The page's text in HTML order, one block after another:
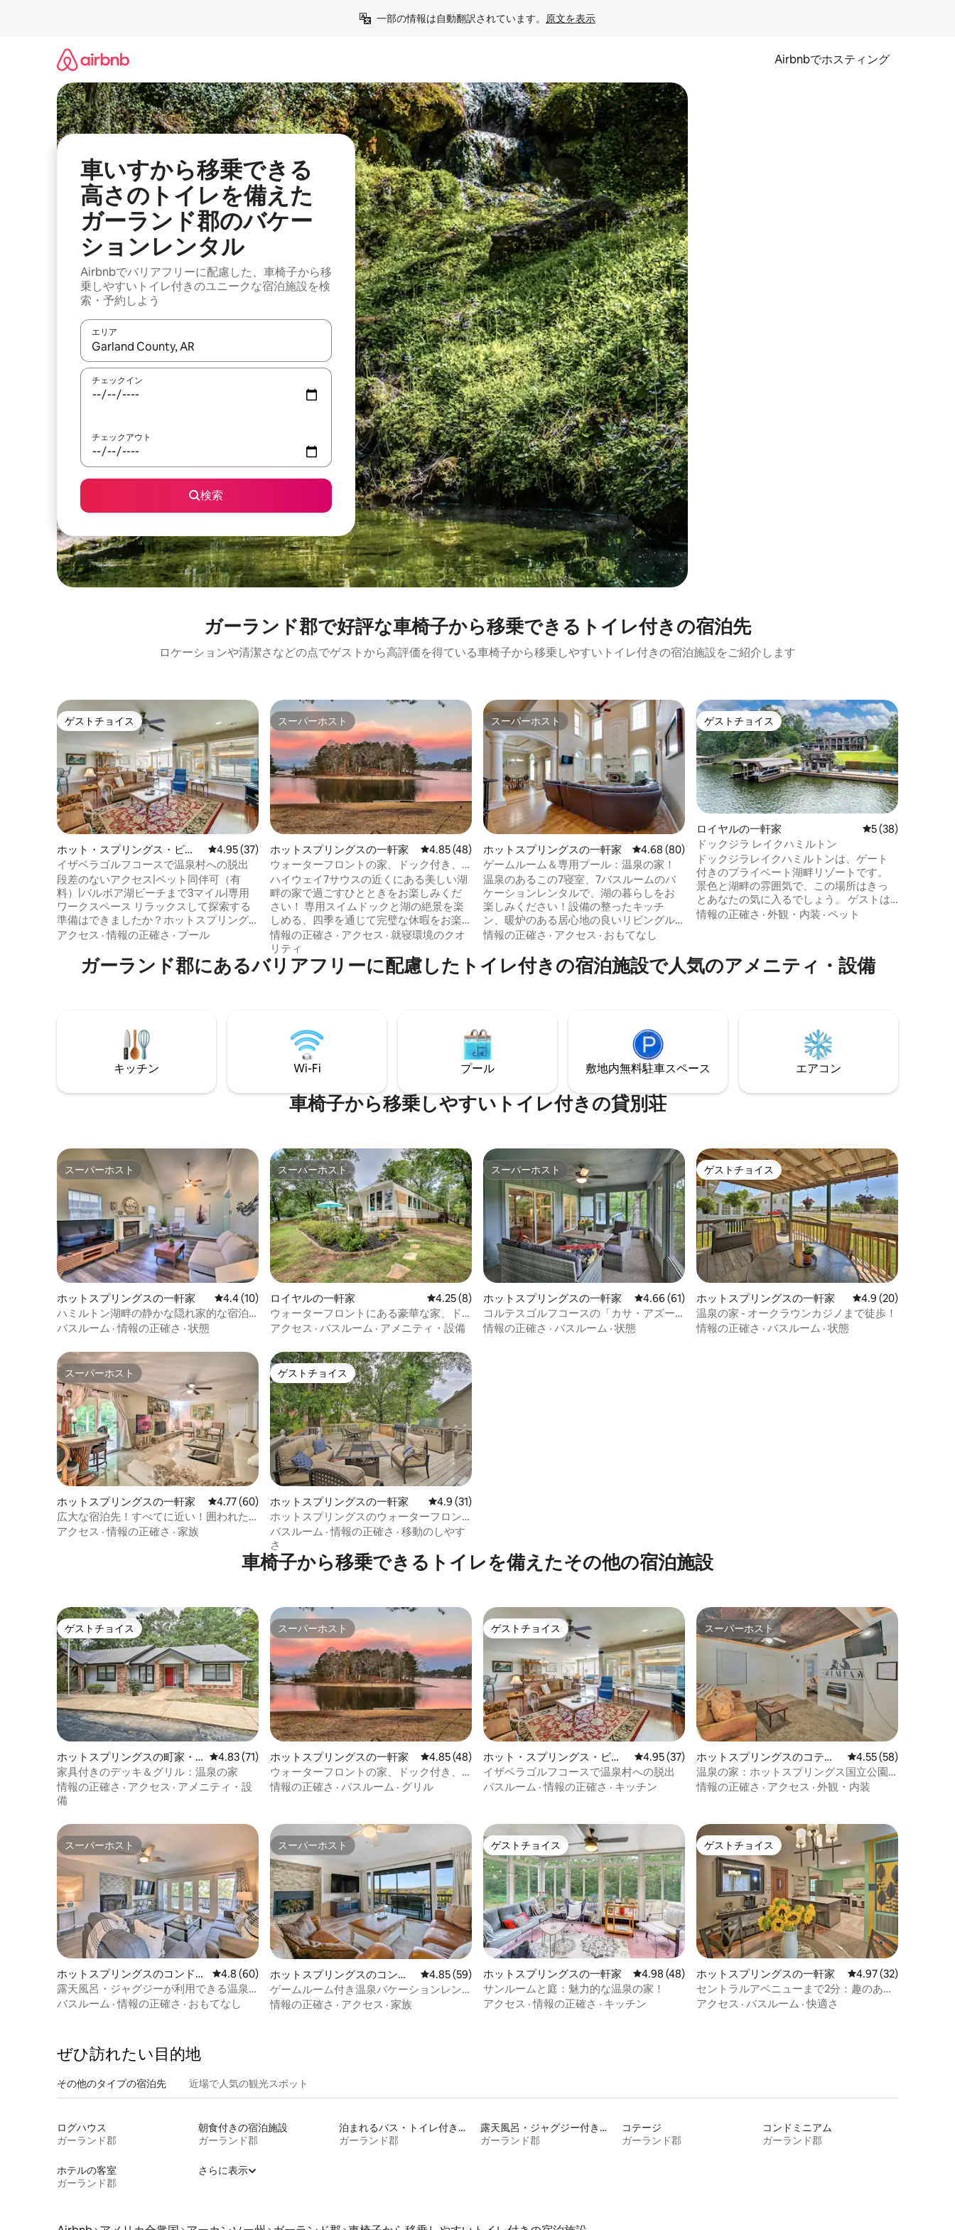
一部の情報は自動翻訳されています。 原文を表示
Airbnbでホスティング
車いすから移乗できる
高さのトイレを備えた
ガーランド郡のバケー
ションレンタル
Airbnbでバリアフリーに配慮した、車椅子から移
乗しやすいトイレ付きのユニークな宿泊施設を検
索・予約しよう
エリア
検索結果が表示されたら、上下の矢印キーを使って移動するか、画面をタッチまたはスワイプして検索結果を確認することができます。
チェックイン
チェックアウト
検索
ガーランド郡で好評な車椅子から移乗できるトイレ付きの宿泊先
ロケーションや清潔さなどの点でゲストから高評価を得ている車椅子から移乗しやすいトイレ付きの宿泊施設をご紹介します
ゲストチョイス
ゲストチョイス
ホット・スプリングス・ビレ
ッジの町家・長屋
レビュー37件、5つ星中4.95つ星の平均評価
4.95 (37)
イザベラゴルフコースで温泉村への脱出
段差のないアクセス|ペット同伴可（有
料）|バルボア湖ビーチまで3マイル|専用
ワークスペース リラックスして探索する
準備はできましたか？ホットスプリング
スビレッジにある寝室3室、2.5バスルーム
ゆるニーズに応えます！近くのゴルフ場
でエースを決めたり、ティーショットを
フ、釣り、湖畔での冒険に最適なロケー
ションにあるこの宿泊施設は、ご家族、
ご友人、カップルの方々に、すべての瞬
間を最大限に楽しんでいただける場所で
す。
アクセス ·情報の正確さ · プール
スーパーホスト
スーパーホスト
ホットスプリングスの一軒家 レビュー48件、5つ星中4.85つ星の平均評価
4.85 (48)
ウォーターフロントの家、ドック付き、
オークローンレースまで3マイル未満！
ハイウェイ7サウスの近くにある美しい湖
畔の家で過ごすひとときをお楽しみくだ
さい！ 専用スイムドックと湖の絶景を楽
しめる、四季を通じて完璧な休暇をお楽
しみください。 この宿泊先は、オークロ
ーン・レーストラック＆カジノ、歴史的
なダウンタウン、ハイキングやサイクリ
ングなどのアウトドアアクティビティの
気分に料理を作ったりできます。 米国ニ
ュース・ワールド・リポートが旅行先と
して高く評価しているホットスプリング
スに今すぐ宿泊先を予約しましょう！
情報の正確さ · アクセス · 就寝環境のクオ
リティ
スーパーホスト
スーパーホスト
ホットスプリングスの一軒家 レビュー80件、5つ星中4.68つ星の平均評価
4.68 (80)
ゲームルーム＆専用プール：温泉の家！
温泉のあるこの7寝室、7バスルームのバ
ケーションレンタルで、湖の暮らしをお
楽しみください！設備の整ったキッチ
ン、暖炉のある居心地の良いリビングル
ーム、16フィートのシャッフルボードを
としたインテリアを誇るこの宿泊施設
は、グループ全員が滞在中に楽しめるエ
ろしてハミルトン湖の周辺をクルーズし
たりできます。パイレーツコーブで子ど
もたちとミニゴルフをして、帰り道にロ
ストクリークグリルで軽食を楽しみまし
情報の正確さ · アクセス · おもてなし
ゲストチョイス
ゲストチョイス
ロイヤルの一軒家 レビュー38件、5
5 (38)
ドックジラ レイクハミルトン
ドックジラレイクハミルトンは、ゲート
付きのプライベート湖畔リゾートです。
景色と湖畔の雰囲気で、この場所はきっ
とあなたの気に入るでしょう。 ゲストは
専用のスポーツプールと大きなスパを楽
ています（数人の子供も入れることがで
集まりのための駐車場がたくさんありま
情報の正確さ · 外観・内装 · ペット
ガーランド郡にあるバリアフリーに配慮したトイレ付きの宿泊施設で人気のアメニティ・設備
キッチン Wi-Fi プール 敷地内無料駐⁠車ス⁠ペ⁠ー⁠ス エアコン
車椅子から移乗しやすいトイレ付きの貸別荘
スーパーホスト
スーパーホスト
ホットスプリングスの一軒家 レビュー10件、5つ星中4.4つ星の平均評価
4.4 (10)
ハミルトン湖畔の静かな隠れ家的な宿泊
先（ドック付き）！
バスルーム ·情報の正確さ · 状態
スーパーホスト
スーパーホスト
ロイヤルの一軒家 レビュー8件、5つ星中4.25つ星の平均評価
4.25 (8)
ウォーターフロントにある豪華な家、ド
ックとパティオ付き！
アクセス · バスルーム · アメニティ・設備
スーパーホスト
スーパーホスト
ホットスプリングスの一軒家 レビュー61件、5つ星中4.66つ星の平均評価
4.66 (61)
コルテスゴルフコースの「カサ・アズー
ル」：デッキと眺望！
情報の正確さ · バスルーム · 状態
ゲストチョイス
ゲストチョイス
ホットスプリングスの一軒家 レビュー20件、5つ
4.9 (20)
温泉の家 - オークラウンカジノまで徒歩！
情報の正確さ · バスルーム · 状態
スーパーホスト
スーパーホスト
ホットスプリングスの一軒家 レビュー60件、5つ星中4.77つ星の平均評価
4.77 (60)
広大な宿泊先！すべてに近い！囲われた
大きな庭！パーク6
アクセス ·情報の正確さ · 家族
ゲストチョイス
ゲストチョイス
ホットスプリングスの一軒家 レビュー31件、5つ星中4.9つ星の平均評価
4.9 (31)
ホットスプリングスのウォーターフロン
トリトリート、ボートドック付き！
バスルーム ·情報の正確さ · 移動のしやす
さ
車椅子から移乗できるトイレを備えたその他の宿泊施設
ゲストチョイス
ゲストチョイス
ホットスプリングスの町家・
長屋
レビュー71件、5つ星中4.83つ星の平均評価
4.83 (71)
家具付きのデッキ＆グリル：温泉の家
情報の正確さ · アクセス · アメニティ・設
備
スーパーホスト
スーパーホスト
ホットスプリングスの一軒家 レビュー48件、5つ星中4.85つ星の平均評価
4.85 (48)
ウォーターフロントの家、ドック付き、
オークローンレースまで3マイル未満！
情報の正確さ · バスルーム · グリル
ゲストチョイス
ゲストチョイス
ホット・スプリングス・ビレ
ッジの町家・長屋
レビュー37件、5つ星中4.95つ星の平均評価
4.95 (37)
イザベラゴルフコースで温泉村への脱出
バスルーム ·情報の正確さ · キッチン
スーパーホスト
スーパーホスト
ホットスプリングスのコテー
ジ
レビュー58件、5つ
4.55 (58)
温泉の家：ホットスプリングス国立公園
まで2マイル
情報の正確さ · アクセス · 外観・内装
スーパーホスト
スーパーホスト
ホットスプリングスのコンドミ
ニアム
レビュー60件、5つ星中4.8つ星の平均評価
4.8 (60)
露天風呂・ジャグジーが利用できる温泉
の素晴らしいコンドミニアム！
バスルーム ·情報の正確さ · おもてなし
スーパーホスト
スーパーホスト
ホットスプリングスのコンド
ミニアム
レビュー59件、5つ星中4.85つ星の平均評価
4.85 (59)
ゲームルーム付き温泉バケーションレン
タル！
情報の正確さ · アクセス · 家族
ゲストチョイス
ゲストチョイス
ホットスプリングスの一軒家 レビュー48件、5つ星中4.98つ星の平均評価
4.98 (48)
サンルームと庭：魅力的な温泉の家！
アクセス ·情報の正確さ · キッチン
ゲストチョイス
ゲストチョイス
ホットスプリングスの一軒家 レビュー32件、5つ
4.97 (32)
セントラルアベニューまで2分：趣のある
温泉の家！
アクセス · バスルーム ·快適さ
ぜひ訪⁠れ⁠た⁠い目⁠的⁠地
その他のタ⁠イ⁠プ⁠の宿⁠泊⁠先 近場で人気の観光スポット
ログハウス
ガーランド郡
朝食付きの宿泊施設
ガーランド郡
泊まれるバス・トイレ付き個室
ガーランド郡
露天風呂・ジャグジー付きの宿泊施設
ガーランド郡
コテージ
ガーランド郡
コンドミニアム
ガーランド郡
ホテルの客室
ガーランド郡
さらに表示